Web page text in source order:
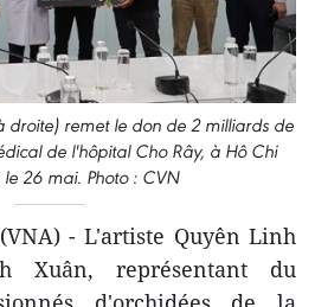
droite) remet le don de 2 milliards de
de l'hôpital Cho Rây, à Hô Chi
le 26 mai. Photo : CVN
- L'artiste Quyên Linh
Xuân, représentant du